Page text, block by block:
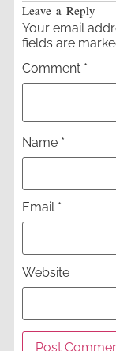
Leave a Reply
Your email
fields are
Comment *
Name *
Email *
Website